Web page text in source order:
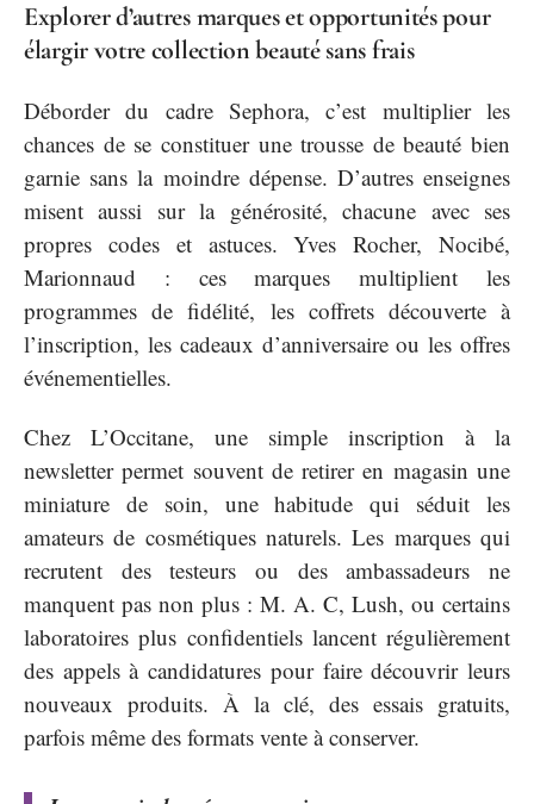
Explorer d’autres marques et opportunités pour
élargir votre collection beauté sans frais
Déborder du cadre Sephora, c’est multiplier les
chances de se constituer une trousse de beauté bien
garnie sans la moindre dépense. D’autres enseignes
misent aussi sur la générosité, chacune avec ses
propres codes et astuces. Yves Rocher, Nocibé,
Marionnaud : ces marques multiplient les
programmes de fidélité, les coffrets découverte à
l’inscription, les cadeaux d’anniversaire ou les offres
événementielles.
Chez L’Occitane, une simple inscription à la
newsletter permet souvent de retirer en magasin une
miniature de soin, une habitude qui séduit les
amateurs de cosmétiques naturels. Les marques qui
recrutent des testeurs ou des ambassadeurs ne
manquent pas non plus : M. A. C, Lush, ou certains
laboratoires plus confidentiels lancent régulièrement
des appels à candidatures pour faire découvrir leurs
nouveaux produits. À la clé, des essais gratuits,
parfois même des formats vente à conserver.